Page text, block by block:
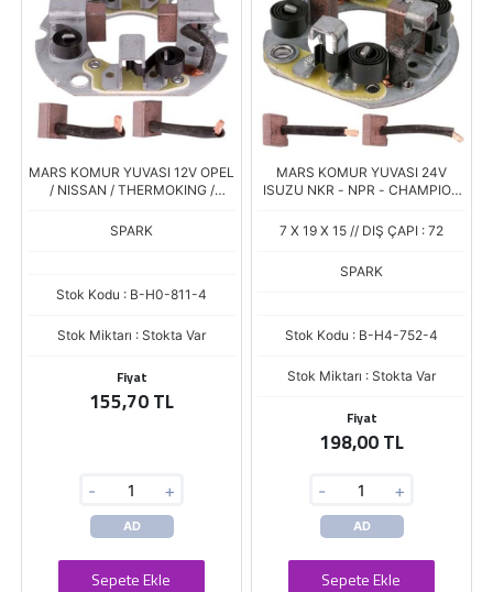
MARS KOMUR YUVASI 12V OPEL
/ NISSAN / THERMOKING /
16)
SPARK
Stok Kodu : B-H0-811-4
Stok Miktarı : Stokta Var
Fiyat
155,70 TL
- +
AD
Sepete Ekle
MARS KOMUR YUVASI 24V
ISUZU NKR - NPR - CHAMPION
7 X 19 X 15 // DIŞ ÇAPI : 72
SPARK
Stok Kodu : B-H4-752-4
Stok Miktarı : Stokta Var
Fiyat
198,00 TL
- +
AD
Sepete Ekle